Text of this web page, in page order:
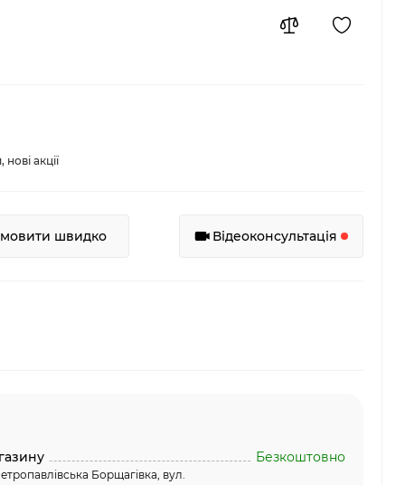
акції
швидко Відеоконсультація
Борщагівка, вул.
Безкоштовно